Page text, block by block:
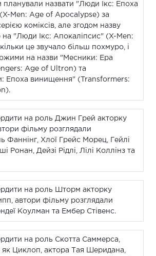
планували назвати "Люди Ікс: Епоха
Men: Age of Apocalypse) за
коміксів, але згодом назву
на "Люди Ікс: Апокаліпсис" (X-Men:
це звучало більш похмуро, і
на назви "Месники: Ера
Age of Ultron) та
Епоха винищення" (Transformers:
на роль Джин Грей акторку
фільму розглядали
Фаннінг, Хлої Грейс Морец, Гейлі
Ронан, Дейзі Рідлі, Лілі Коллінз та
на роль Шторм акторку
автори фільму розглядали
Коулман та Ембер Стівенс.
на роль Скотта Саммерса,
як Циклоп, актора Тая Шеридана,